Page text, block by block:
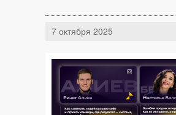
7 октября 2025